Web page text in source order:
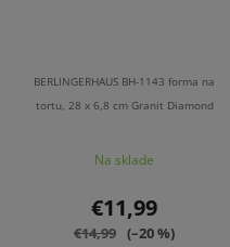
BERLINGERHAUS BH-1143 forma na
tortu, 28 x 6,8 cm Granit Diamond
Na sklade
€11,99
€14,99 (–20 %)